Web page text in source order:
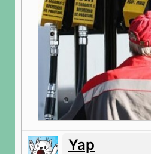
Yap